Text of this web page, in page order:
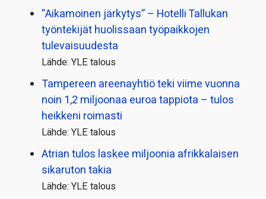
”Aikamoinen järkytys” – Hotelli Tallukan
työntekijät huolissaan työpaikkojen
tulevaisuudesta
Lähde: YLE talous
Tampereen areenayhtiö teki viime vuonna
noin 1,2 miljoonaa euroa tappiota – tulos
heikkeni roimasti
Lähde: YLE talous
Atrian tulos laskee miljoonia afrikkalaisen
sikaruton takia
Lähde: YLE talous